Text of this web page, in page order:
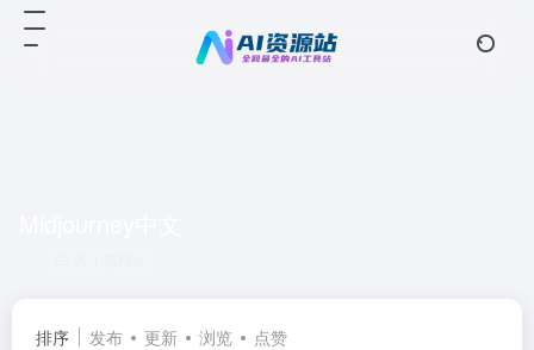
排序 发布 更新 浏览 点赞